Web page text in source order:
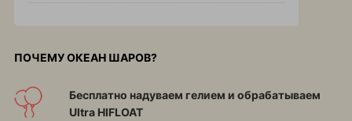
ПОЧЕМУ ОКЕАН ШАРОВ?
Бесплатно надуваем гелием и обрабатываем
Ultra HIFLOAT